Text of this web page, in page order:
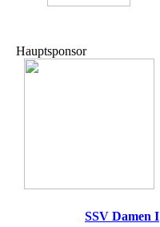
Hauptsponsor
SSV Damen I